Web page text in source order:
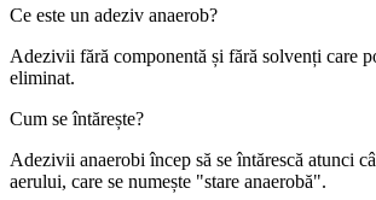
Ce este un adeziv anaerob?
Adezivii fără componentă și fără solvenți care
eliminat.
Cum se întărește?
Adezivii anaerobi încep să se întărescă atunci
aerului, care se numește "stare anaerobă".